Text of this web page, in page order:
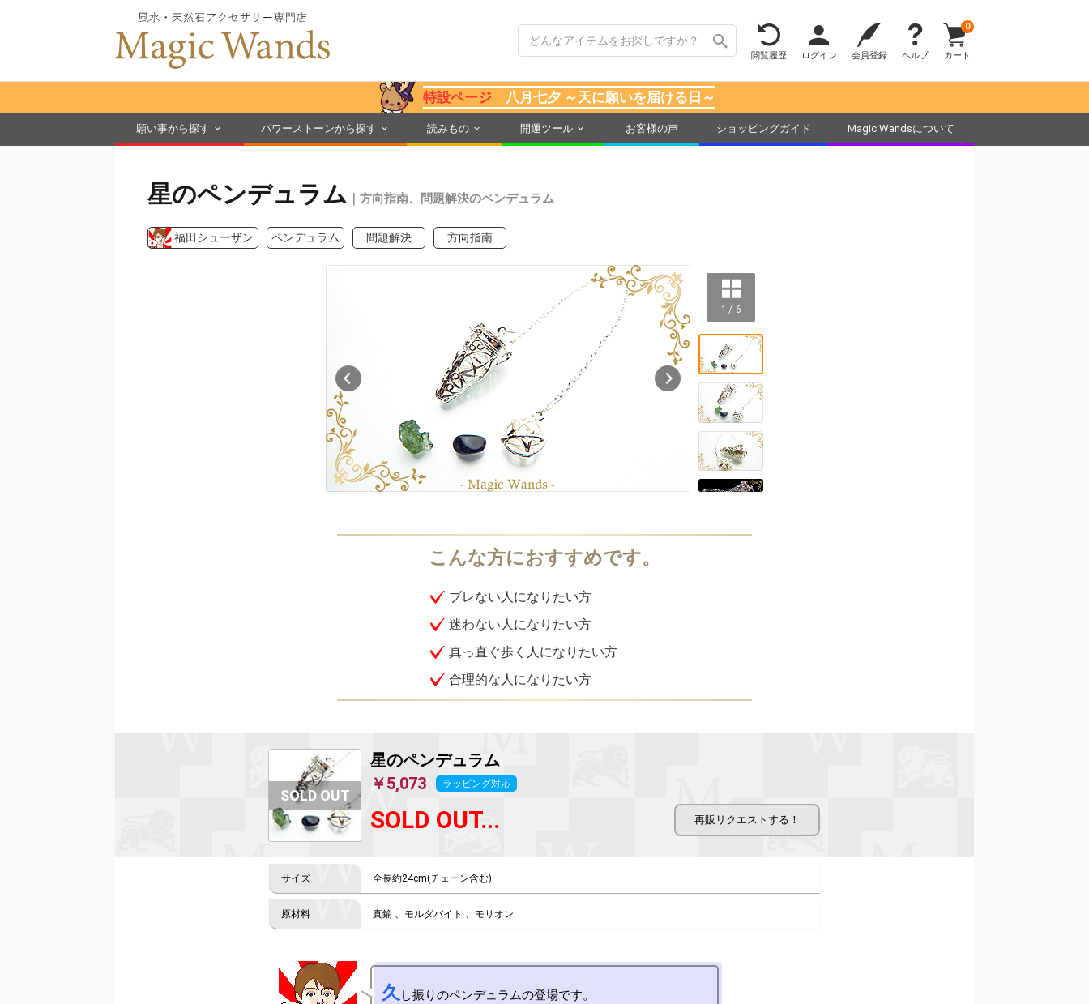
閲覧履歴 ログイン 会員登録 ヘルプ カート
0
特設ページ 八月七夕 ～天に願いを届ける日～
願い事から探す パワーストーンから探す 読みもの 開運ツール お客様の声 ショッピングガイド Magic Wandsについて
星のペンデュラム ｜方向指南、問題解決のペンデュラム
福田シューザン ペンデュラム 問題解決 方向指南
1 / 6
ブレない人になりたい方
迷わない人になりたい方
真っ直ぐ歩く人になりたい方
合理的な人になりたい方
星のペンデュラム
￥5,073
ラッピング対応
SOLD OUT...
全長約24cm(チェーン含む)
真鍮 、モルダバイト 、モリオン
久 し振りのペンデュラムの登場です。